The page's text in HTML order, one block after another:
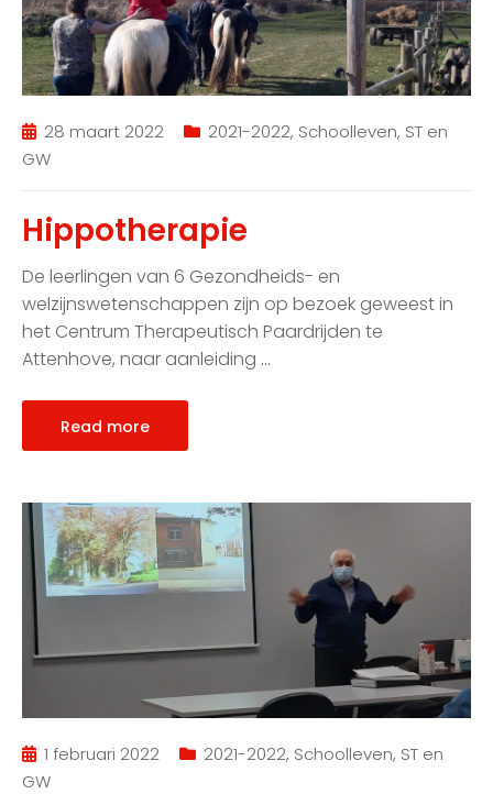
28 maart 2022 2021-2022, Schoolleven, ST en
GW
Hippotherapie
De leerlingen van 6 Gezondheids- en
welzijnswetenschappen zijn op bezoek geweest in
het Centrum Therapeutisch Paardrijden te
Attenhove, naar aanleiding …
Read more
1 februari 2022 2021-2022, Schoolleven, ST en
GW